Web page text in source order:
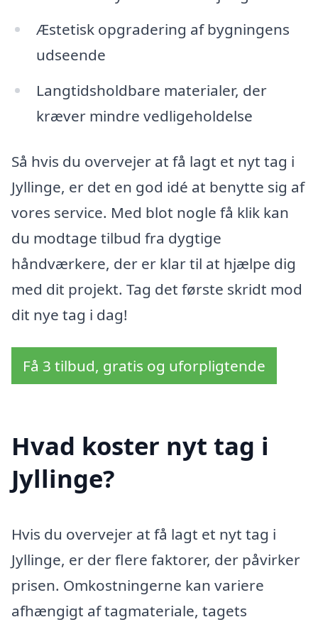
Æstetisk opgradering af bygningens
udseende
Langtidsholdbare materialer, der
kræver mindre vedligeholdelse
Så hvis du overvejer at få lagt et nyt tag i
Jyllinge, er det en god idé at benytte sig af
vores service. Med blot nogle få klik kan
du modtage tilbud fra dygtige
håndværkere, der er klar til at hjælpe dig
med dit projekt. Tag det første skridt mod
dit nye tag i dag!
Få 3 tilbud, gratis og uforpligtende
Hvad koster nyt tag i
Jyllinge?
Hvis du overvejer at få lagt et nyt tag i
Jyllinge, er der flere faktorer, der påvirker
prisen. Omkostningerne kan variere
afhængigt af tagmateriale, tagets